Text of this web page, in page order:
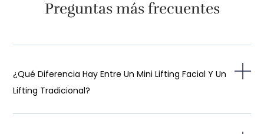
Preguntas más frecuentes
¿Qué Diferencia Hay Entre Un Mini Lifting Facial Y Un
Lifting Tradicional?